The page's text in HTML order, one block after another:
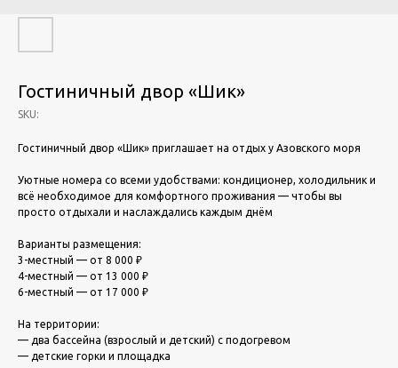
Гостиничный двор «Шик»
SKU:
Гостиничный двор «Шик» приглашает на отдых у Азовского моря
Уютные номера со всеми удобствами: кондиционер, холодильник и
всё необходимое для комфортного проживания — чтобы вы
просто отдыхали и наслаждались каждым днём
Варианты размещения:
3-местный — от 8 000 ₽
4-местный — от 13 000 ₽
6-местный — от 17 000 ₽
На территории:
— два бассейна (взрослый и детский) с подогревом
— детские горки и площадка